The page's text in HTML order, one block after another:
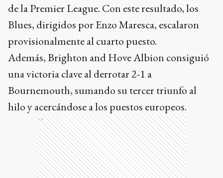
de la Premier League. Con este resultado, los
Blues, dirigidos por Enzo Maresca, escalaron
provisionalmente al cuarto puesto.
Además, Brighton and Hove Albion consiguió
una victoria clave al derrotar 2-1 a
Bournemouth, sumando su tercer triunfo al
hilo y acercándose a los puestos europeos.
Ads